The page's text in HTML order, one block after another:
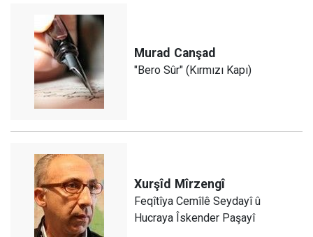
Murad Canşad
"Bero Sûr" (Kırmızı Kapı)
Xurşîd Mîrzengî
Feqîtîya Cemîlê Seydayî û
Hucraya Îskender Paşayî